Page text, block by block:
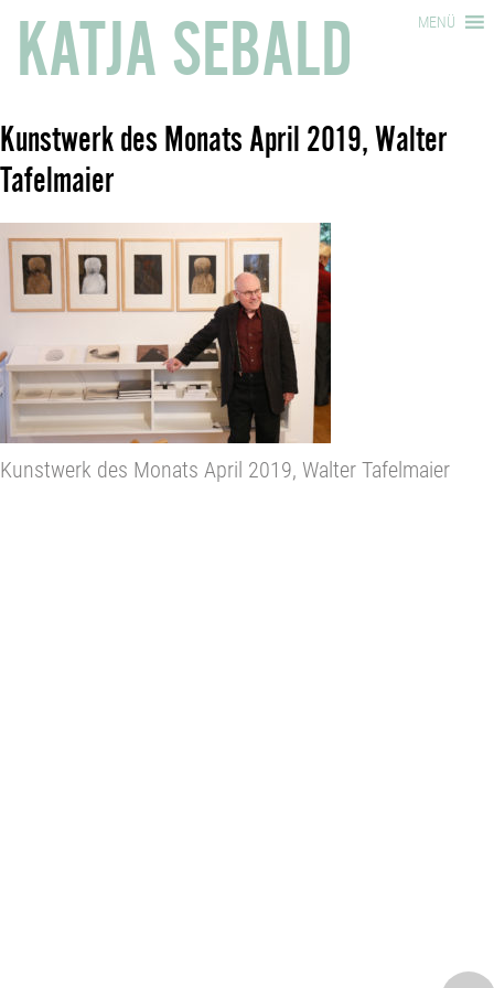
KATJA SEBALD MENÜ
Kunstwerk des Monats April 2019, Walter
Tafelmaier
Kunstwerk des Monats April 2019, Walter Tafelmaier